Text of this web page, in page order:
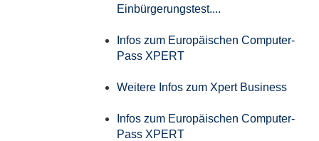
Einbürgerungstest....
Infos zum Europäischen Computer-
Pass XPERT
Weitere Infos zum Xpert Business
Infos zum Europäischen Computer-
Pass XPERT